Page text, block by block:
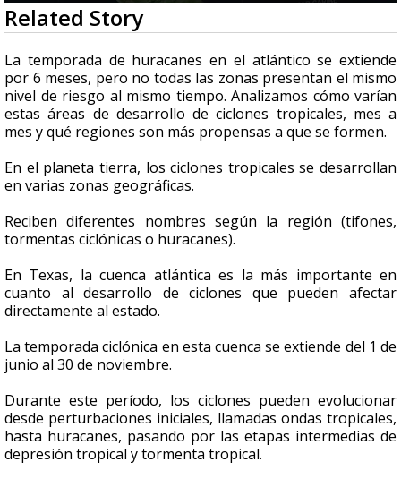
0
seconds
of
3
minutes,
47
seconds
Related Story
La temporada de huracanes en el atlántico se extiende
por 6 meses, pero no todas las zonas presentan el mismo
nivel de riesgo al mismo tiempo. Analizamos cómo varían
estas áreas de desarrollo de ciclones tropicales, mes a
mes y qué regiones son más propensas a que se formen.
En el planeta tierra, los ciclones tropicales se desarrollan
en varias zonas geográficas.
Reciben diferentes nombres según la región (tifones,
tormentas ciclónicas o huracanes).
En Texas, la cuenca atlántica es la más importante en
cuanto al desarrollo de ciclones que pueden afectar
directamente al estado.
La temporada ciclónica en esta cuenca se extiende del 1 de
junio al 30 de noviembre.
Durante este período, los ciclones pueden evolucionar
desde perturbaciones iniciales, llamadas ondas tropicales,
hasta huracanes, pasando por las etapas intermedias de
depresión tropical y tormenta tropical.